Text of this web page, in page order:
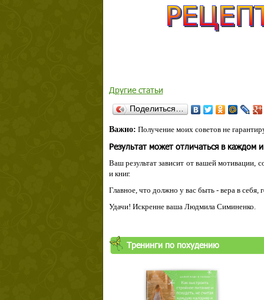
Другие статьи
Поделиться…
Важно: Получение моих советов не
Результат может отличаться в каждом
Ваш результат зависит от вашей мотивации,
и книг.
Главное, что должно у вас быть - вера в себя,
Удачи! Искренне ваша Людмила Симиненко.
Тренинги по похудению